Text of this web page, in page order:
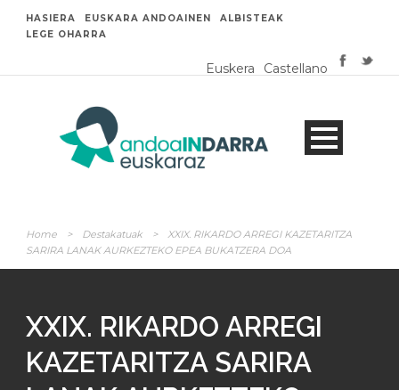
HASIERA EUSKARA ANDOAINEN
ALBISTEAK
LEGE OHARRA
Euskera Castellano
Home > Destakatuak >
XXIX. RIKARDO ARREGI KAZETARITZA
SARIRA LANAK AURKEZTEKO EPEA BUKATZERA DOA
XXIX. RIKARDO ARREGI
KAZETARITZA SARIRA